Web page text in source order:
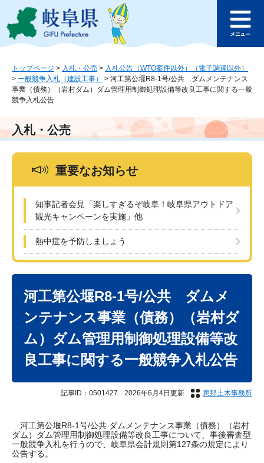
ジ
ュ
文
へ
このページの本文へ
ュ
トップページ > 入札・公売 > 入札公告（WTO案件以外）（電子調達以外）
> 一般競争入札（建設工事） > 河工第公堰R8-1号/公共 ダムメンテナンス
事業（債務）（岩村ダム）ダム管理用制御処理設備等改良工事に関する一般
競争入札公告
入札・公売
重要なお知らせ
知事記者会見「楽しすぎるぞ岐阜！岐阜県アウトドア
観光キャンペーンを実施」他
熱中症を予防しましょう
河工第公堰R8-1号/公共 ダムメ
ンテナンス事業（債務）（岩村ダ
ム）ダム管理用制御処理設備等改
良工事に関する一般競争入札公告
記事ID：0501427 2026年6月4日更新 恵那土木事務所
河工第公堰R8-1号/公共 ダムメンテナンス事業（債務）（岩村
ダム）ダム管理用制御処理設備等改良工事について、事後審査型
一般競争入札を行うので、岐阜県会計規則第127条の規定により
公告する。